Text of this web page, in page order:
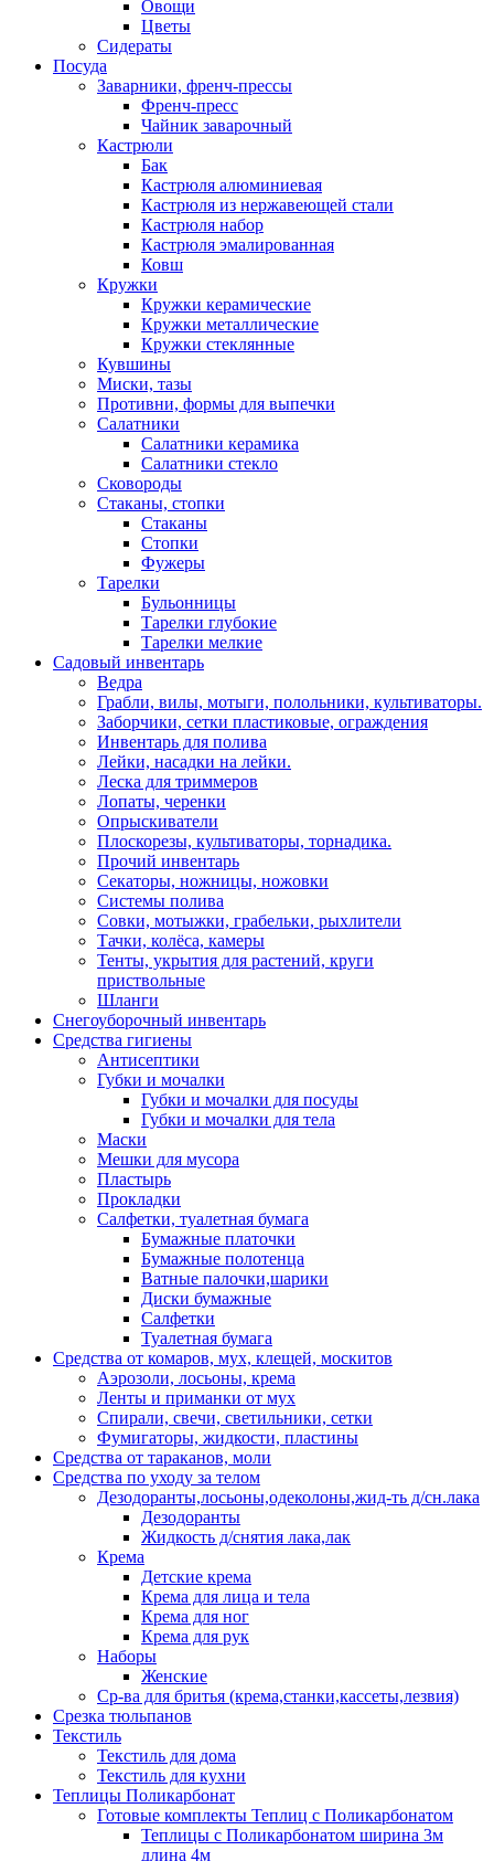
Овощи
Цветы
Сидераты
Посуда
Заварники, френч-прессы
Френч-пресс
Чайник заварочный
Кастрюли
Бак
Кастрюля алюминиевая
Кастрюля из нержавеющей стали
Кастрюля набор
Кастрюля эмалированная
Ковш
Кружки
Кружки керамические
Кружки металлические
Кружки стеклянные
Кувшины
Миски, тазы
Противни, формы для выпечки
Салатники
Салатники керамика
Салатники стекло
Сковороды
Стаканы, стопки
Стаканы
Стопки
Фужеры
Тарелки
Бульонницы
Тарелки глубокие
Тарелки мелкие
Садовый инвентарь
Ведра
Грабли, вилы, мотыги, полольники, культиваторы.
Заборчики, сетки пластиковые, ограждения
Инвентарь для полива
Лейки, насадки на лейки.
Леска для триммеров
Лопаты, черенки
Опрыскиватели
Плоскорезы, культиваторы, торнадика.
Прочий инвентарь
Секаторы, ножницы, ножовки
Системы полива
Совки, мотыжки, грабельки, рыхлители
Тачки, колёса, камеры
Тенты, укрытия для растений, круги
приствольные
Шланги
Снегоуборочный инвентарь
Средства гигиены
Антисептики
Губки и мочалки
Губки и мочалки для посуды
Губки и мочалки для тела
Маски
Мешки для мусора
Пластырь
Прокладки
Салфетки, туалетная бумага
Бумажные платочки
Бумажные полотенца
Ватные палочки,шарики
Диски бумажные
Салфетки
Туалетная бумага
Средства от комаров, мух, клещей, москитов
Аэрозоли, лосьоны, крема
Ленты и приманки от мух
Спирали, свечи, светильники, сетки
Фумигаторы, жидкости, пластины
Средства от тараканов, моли
Средства по уходу за телом
Дезодоранты,лосьоны,одеколоны,жид-ть д/сн.лака
Дезодоранты
Жидкость д/снятия лака,лак
Крема
Детские крема
Крема для лица и тела
Крема для ног
Крема для рук
Наборы
Женские
Ср-ва для бритья (крема,станки,кассеты,лезвия)
Срезка тюльпанов
Текстиль
Текстиль для дома
Текстиль для кухни
Теплицы Поликарбонат
Готовые комплекты Теплиц с Поликарбонатом
Теплицы с Поликарбонатом ширина 3м
длина 4м